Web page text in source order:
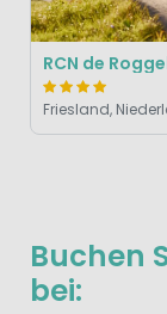
Buchen
bei:
RCN de
Friesland,